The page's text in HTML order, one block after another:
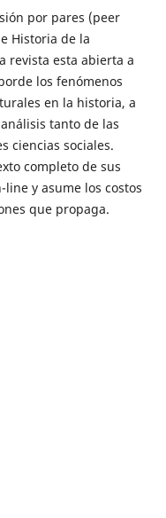
por pares (peer
Historia de la
revista esta abierta a
los fenómenos
en la historia, a
tanto de las
ciencias sociales.
completo de sus
y asume los costos
que propaga.